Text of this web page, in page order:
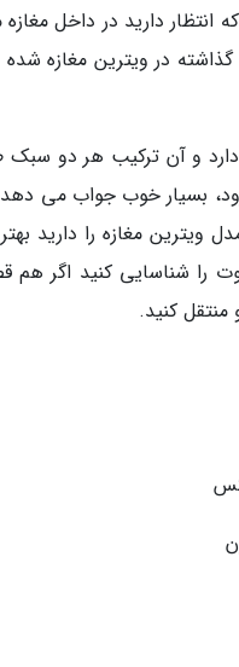
انتظار دارید در داخل
در ویترین مغازه
و آن ترکیب هر دو سبک
خوب جواب می دهد.
مغازه را دارید
را شناسایی کنید اگر هم
منتقل کنید.